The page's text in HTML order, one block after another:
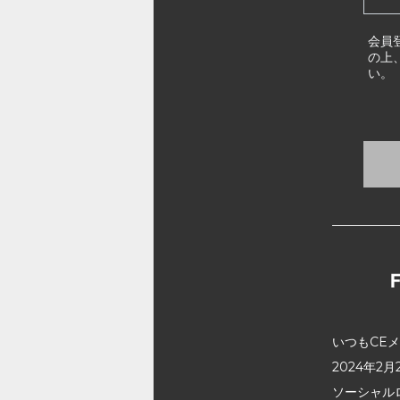
会員
の上
い。
いつもCE
2024年2月
ソーシャ